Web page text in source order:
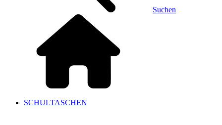
Suchen
SCHULTASCHEN